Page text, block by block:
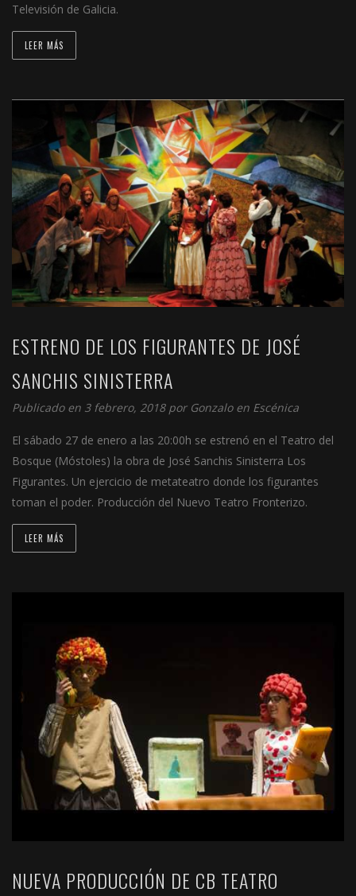
Televisión de Galicia.
LEER MÁS
ESTRENO DE LOS FIGURANTES DE JOSÉ
SANCHIS SINISTERRA
Publicado en 3 febrero, 2018 por Gonzalo en Escénica
El sábado 27 de enero a las 20:00h se estrenó en el Teatro del
Bosque (Móstoles) la obra de José Sanchis Sinisterra Los
Figurantes. Un ejercicio de metateatro donde los figurantes
toman el poder. Producción del Nuevo Teatro Fronterizo.
LEER MÁS
NUEVA PRODUCCIÓN DE CB TEATRO